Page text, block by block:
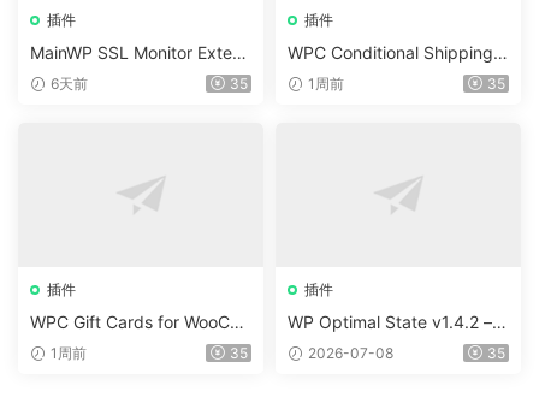
插件
MainWP SSL Monitor Extens
ion v5.2
6天前 35
插件
WPC Conditional Shipping &
Payments (Premium) v1.0.2
1周前 35
插件
WPC Gift Cards for WooCo
mmerce (Premium) v1.0.2
1周前 35
插件
WP Optimal State v1.4.2 –
WordPress 優化、清理和安
2026-07-08 35